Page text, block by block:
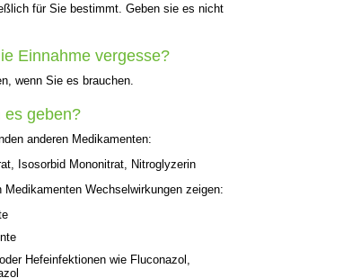
für Sie bestimmt. Geben sie es nicht
Einnahme vergesse?
wenn Sie es brauchen.
es geben?
anderen Medikamenten:
Isosorbid Mononitrat, Nitroglyzerin
Wechselwirkungen zeigen:
Hefeinfektionen wie Fluconazol,